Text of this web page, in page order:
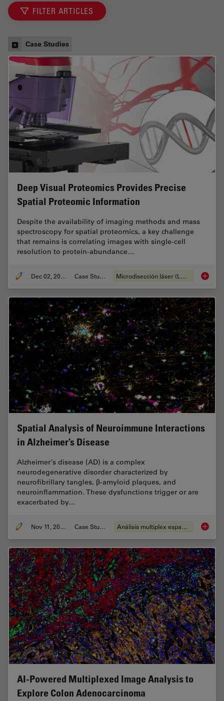
FILTER ARTICLES
Case Studies
Deep Visual Proteomics Provides Precise
Spatial Proteomic Information
Despite the availability of imaging methods and mass
spectroscopy for spatial proteomics, a key challenge
that remains is correlating images with single-cell
resolution to protein-abundance…
Dec 02, 2024 Case Study Microdisección láser (LMD) Deep
Spatial Analysis of Neuroimmune Interactions
in Alzheimer’s Disease
Alzheimer’s disease (AD) is a complex
neurodegenerative disorder characterized by
neurofibrillary tangles, β-amyloid plaques, and
neuroinflammation. These dysfunctions trigger or are
exacerbated by…
Nov 11, 2024 Case Study Análisis multiplex espacial Spatial
AI-Powered Multiplexed Image Analysis to
Explore Colon Adenocarcinoma